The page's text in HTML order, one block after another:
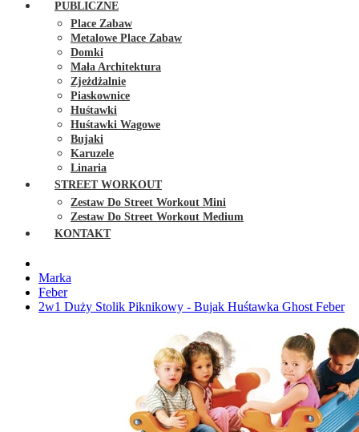
PUBLICZNE
Place Zabaw
Metalowe Place Zabaw
Domki
Mała Architektura
Zjeżdżalnie
Piaskownice
Huśtawki
Huśtawki Wagowe
Bujaki
Karuzele
Linaria
STREET WORKOUT
Zestaw Do Street Workout Mini
Zestaw Do Street Workout Medium
KONTAKT
Marka
Feber
2w1 Duży Stolik Piknikowy - Bujak Huśtawka Ghost Feber